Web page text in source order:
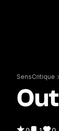
SensCritique